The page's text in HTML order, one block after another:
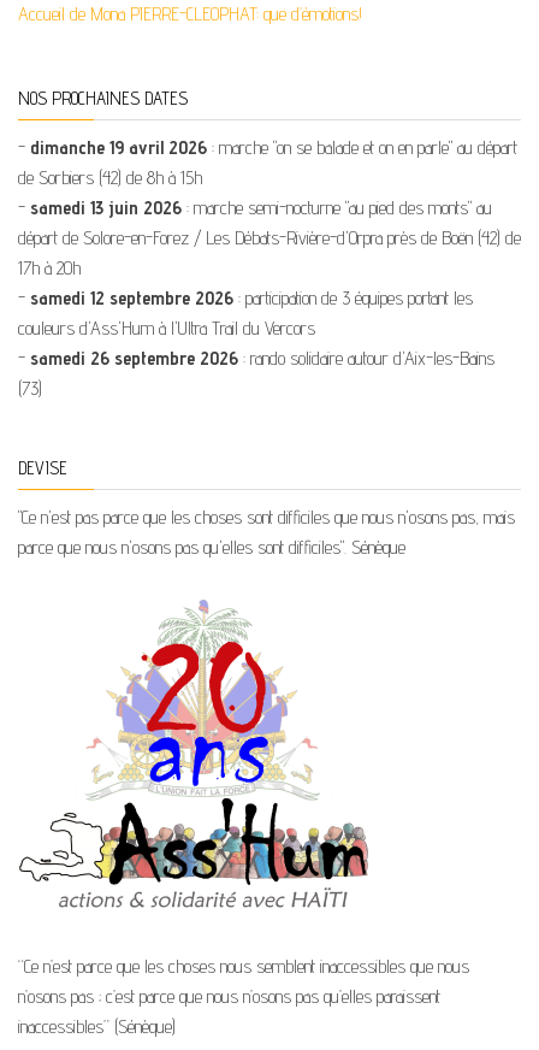
Accueil de Mona PIERRE-CLEOPHAT: que d’émotions!
NOS PROCHAINES DATES
- dimanche 19 avril 2026 : marche "on se balade et on en parle" au départ
de Sorbiers (42) de 8h à 15h
- samedi 13 juin 2026 : marche semi-nocturne "au pied des monts" au
départ de Solore-en-Forez / Les Débats-Rivière-d'Orpra près de Boën (42) de
17h à 20h
- samedi 12 septembre 2026 : participation de 3 équipes portant les
couleurs d'Ass'Hum à l'Ultra Trail du Vercors
- samedi 26 septembre 2026 : rando solidaire autour d'Aix-les-Bains
(73)
DEVISE
"Ce n'est pas parce que les choses sont difficiles que nous n'osons pas, mais
parce que nous n'osons pas qu'elles sont difficiles". Sénèque
“Ce n’est parce que les choses nous semblent inaccessibles que nous
n’osons pas ; c’est parce que nous n’osons pas qu’elles paraissent
inaccessibles” (Sénèque)